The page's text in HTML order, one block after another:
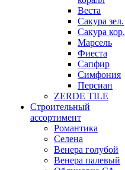
Веста
Сакура зел.
Сакура кор.
Марсель
Фиеста
Сапфир
Симфония
Персиан
ZERDE TILE
Строительный
ассортимент
Романтика
Селена
Венера голубой
Венера палевый